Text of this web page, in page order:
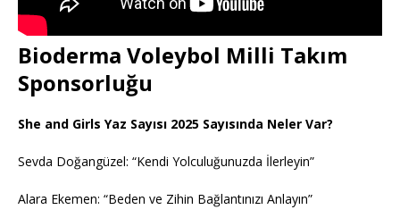
Bioderma Voleybol Milli Takım
Sponsorluğu
She and Girls Yaz Sayısı 2025 Sayısında Neler Var?
Sevda Doğangüzel: “Kendi Yolculuğunuzda İlerleyin”
Alara Ekemen: “Beden ve Zihin Bağlantınızı Anlayın”